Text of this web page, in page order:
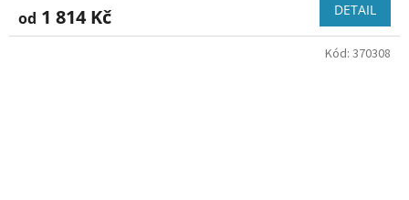
od 1 814 Kč DETAIL
Kód: 370308